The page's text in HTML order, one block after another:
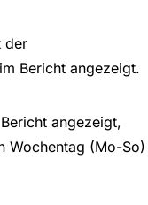
der
Bericht angezeigt.
angezeigt,
Wochentag (Mo-So)